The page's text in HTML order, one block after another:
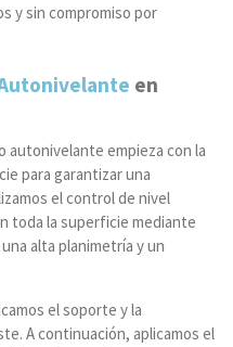
y sin compromiso por
en
autonivelante empieza con la
para garantizar una
el control de nivel
toda la superficie mediante
alta planimetría y un
el soporte y la
A continuación, aplicamos el